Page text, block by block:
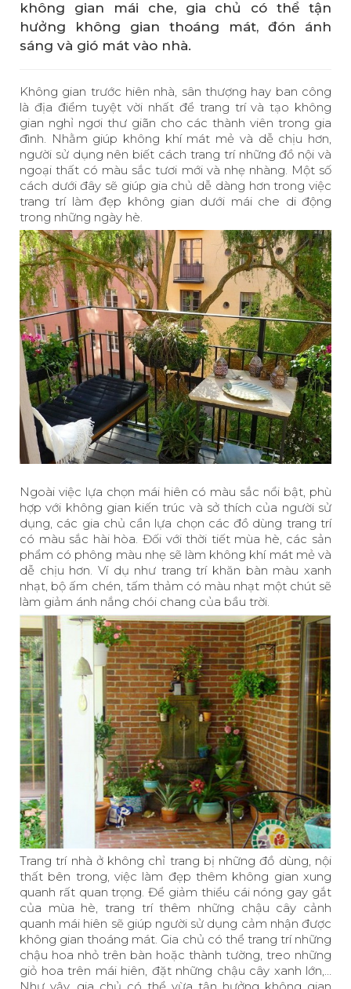
không gian mái che, gia chủ có thể tận
hưởng không gian thoáng mát, đón ánh
sáng và gió mát vào nhà.
Không gian trước hiên nhà, sân thượng hay ban công
là địa điểm tuyệt vời nhất để trang trí và tạo không
gian nghỉ ngơi thư giãn cho các thành viên trong gia
đình. Nhằm giúp không khí mát mẻ và dễ chịu hơn,
người sử dụng nên biết cách trang trí những đồ nội và
ngoại thất có màu sắc tươi mới và nhẹ nhàng. Một số
cách dưới đây sẽ giúp gia chủ dễ dàng hơn trong việc
trang trí làm đẹp không gian dưới mái che di động
trong những ngày hè.
Ngoài việc lựa chọn mái hiên có màu sắc nổi bật, phù
hợp với không gian kiến trúc và sở thích của người sử
dụng, các gia chủ cần lựa chọn các đồ dùng trang trí
có màu sắc hài hòa. Đối với thời tiết mùa hè, các sản
phẩm có phông màu nhẹ sẽ làm không khí mát mẻ và
dễ chịu hơn. Ví dụ như trang trí khăn bàn màu xanh
nhạt, bộ ấm chén, tấm thảm có màu nhạt một chút sẽ
làm giảm ánh nắng chói chang của bầu trời.
Trang trí nhà ở không chỉ trang bị những đồ dùng, nội
thất bên trong, việc làm đẹp thêm không gian xung
quanh rất quan trọng. Để giảm thiểu cái nóng gay gắt
của mùa hè, trang trí thêm những chậu cây cảnh
quanh mái hiên sẽ giúp người sử dụng cảm nhận được
không gian thoáng mát. Gia chủ có thể trang trí những
chậu hoa nhỏ trên bàn hoặc thành tường, treo những
giỏ hoa trên mái hiên, đặt những chậu cây xanh lớn,…